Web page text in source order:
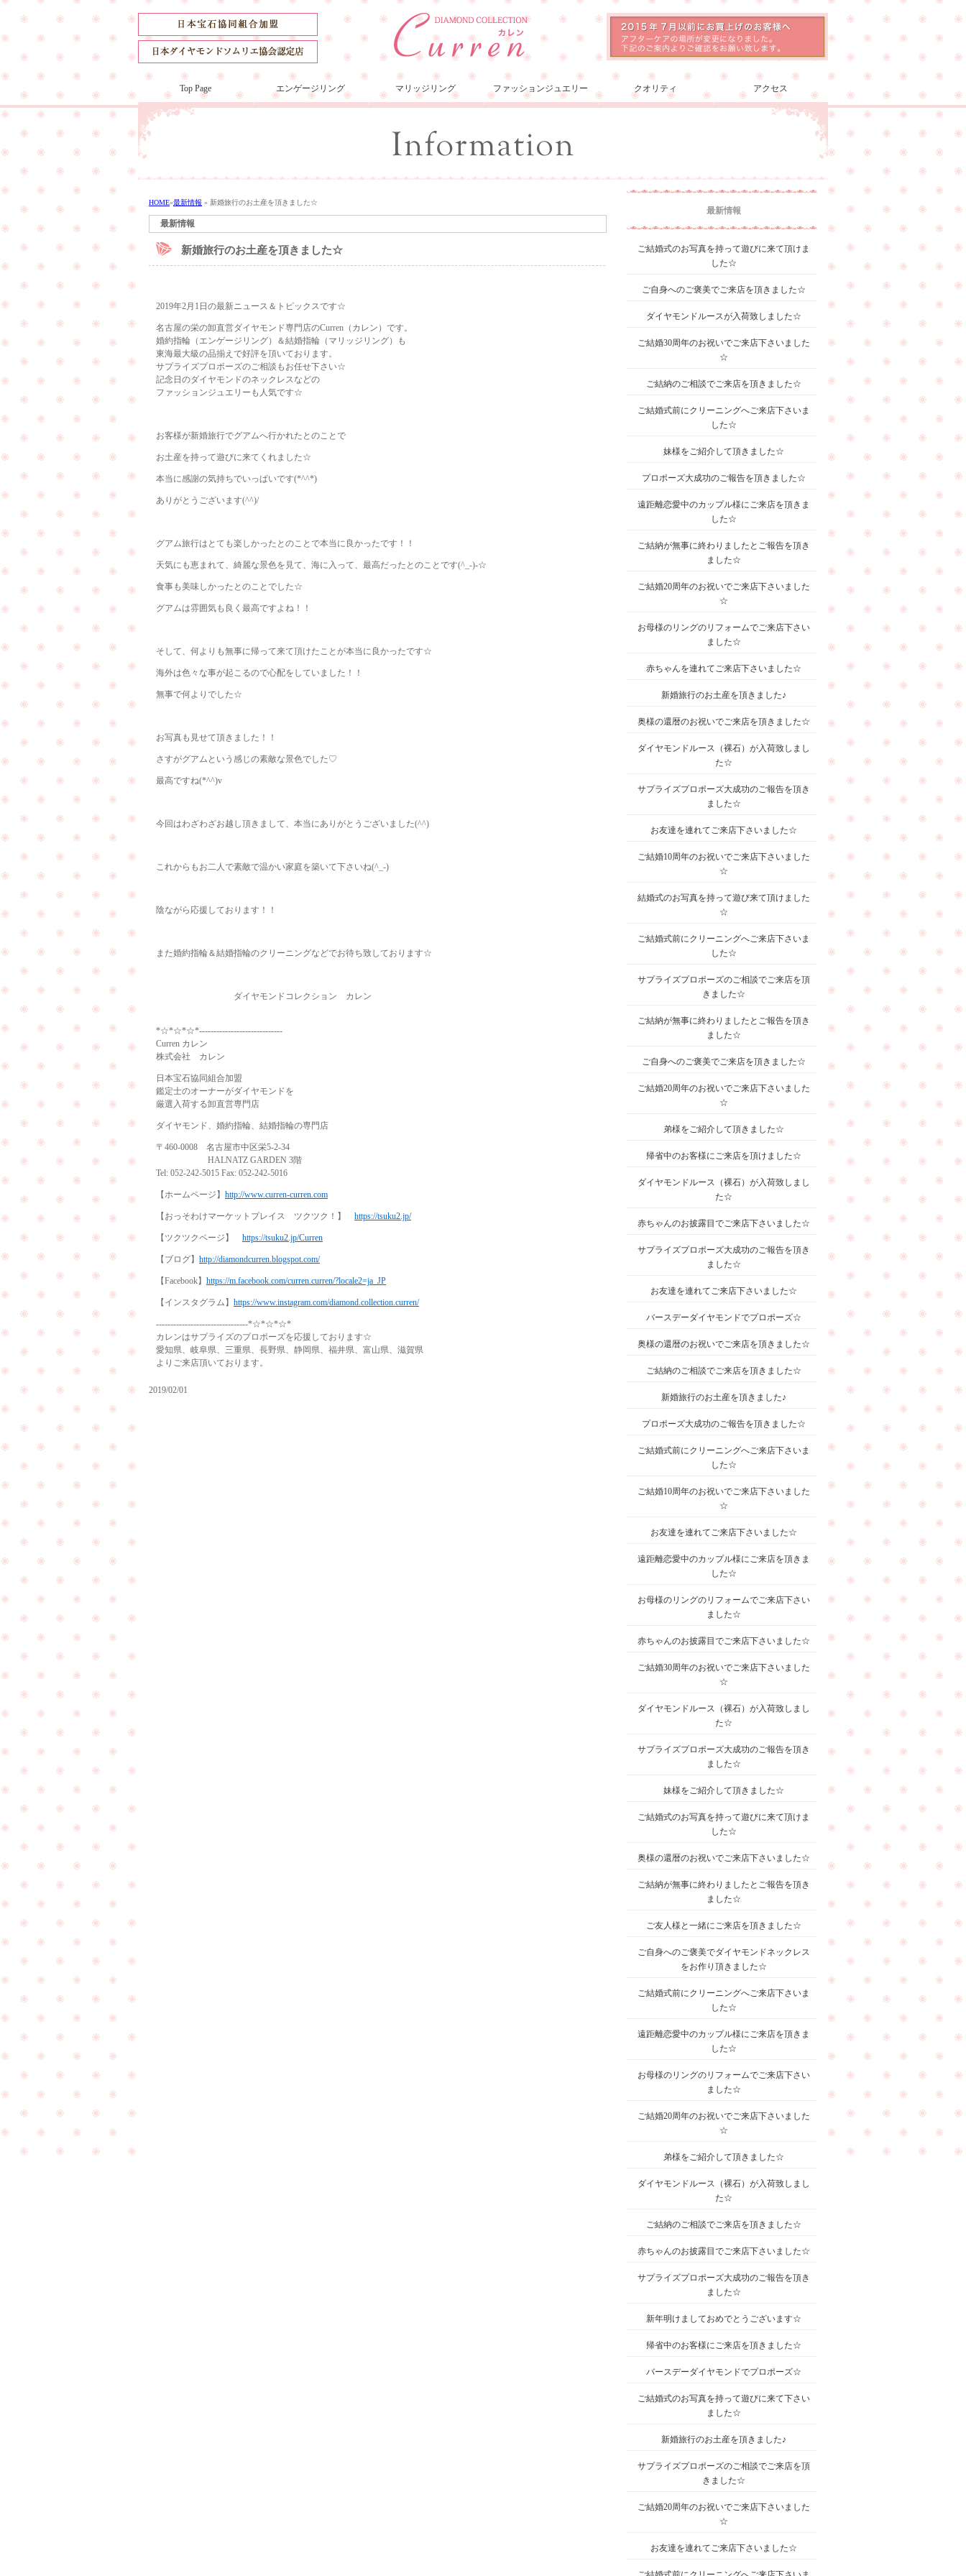
Top Page エンゲージリング マリッジリング ファッションジュエリー クオリティ アクセス
HOME»最新情報 » 新婚旅行のお土産を頂きました☆
最新情報
新婚旅行のお土産を頂きました☆
2019年2月1日の最新ニュース＆トピックスです☆
名古屋の栄の卸直営ダイヤモンド専門店のCurren（カレン）です。
婚約指輪（エンゲージリング）＆結婚指輪（マリッジリング）も
東海最大級の品揃えで好評を頂いております。
サプライズプロポーズのご相談もお任せ下さい☆
記念日のダイヤモンドのネックレスなどの
ファッションジュエリーも人気です☆
お客様が新婚旅行でグアムへ行かれたとのことで
お土産を持って遊びに来てくれました☆
本当に感謝の気持ちでいっぱいです(*^^*)
ありがとうございます(^^)/
グアム旅行はとても楽しかったとのことで本当に良かったです！！
天気にも恵まれて、綺麗な景色を見て、海に入って、最高だったとのことです(^_-)-☆
食事も美味しかったとのことでした☆
グアムは雰囲気も良く最高ですよね！！
そして、何よりも無事に帰って来て頂けたことが本当に良かったです☆
海外は色々な事が起こるので心配をしていました！！
無事で何よりでした☆
お写真も見せて頂きました！！
さすがグアムという感じの素敵な景色でした♡
最高ですね(*^^)v
今回はわざわざお越し頂きまして、本当にありがとうございました(^^)
これからもお二人で素敵で温かい家庭を築いて下さいね(^_-)
陰ながら応援しております！！
また婚約指輪＆結婚指輪のクリーニングなどでお待ち致しております☆
ダイヤモンドコレクション カレン
*☆*☆*☆*-----------------------------
Curren カレン
株式会社 カレン
日本宝石協同組合加盟
鑑定士のオーナーがダイヤモンドを
厳選入荷する卸直営専門店
ダイヤモンド、婚約指輪、結婚指輪の専門店
〒460-0008 名古屋市中区栄5-2-34
HALNATZ GARDEN 3階
Tel: 052-242-5015 Fax: 052-242-5016
【ホームページ】 http://www.curren-curren.com
【おっそわけマーケットプレイス ツクツク！】 https://tsuku2.jp/
【ツクツクページ】 https://tsuku2.jp/Curren
【ブログ】 http://diamondcurren.blogspot.com/
【Facebook】 https://m.facebook.com/curren.curren/?locale2=ja_JP
【インスタグラム】 https://www.instagram.com/diamond.collection.curren/
--------------------------------*☆*☆*☆*
カレンはサプライズのプロポーズを応援しております☆
愛知県、岐阜県、三重県、長野県、静岡県、福井県、富山県、滋賀県
よりご来店頂いております。
2019/02/01
最新情報
ご結婚式のお写真を持って遊びに来て頂けま
した☆
ご自身へのご褒美でご来店を頂きました☆
ダイヤモンドルースが入荷致しました☆
ご結婚30周年のお祝いでご来店下さいました
☆
ご結納のご相談でご来店を頂きました☆
ご結婚式前にクリーニングへご来店下さいま
した☆
妹様をご紹介して頂きました☆
プロポーズ大成功のご報告を頂きました☆
遠距離恋愛中のカップル様にご来店を頂きま
した☆
ご結納が無事に終わりましたとご報告を頂き
ました☆
ご結婚20周年のお祝いでご来店下さいました
☆
お母様のリングのリフォームでご来店下さい
ました☆
赤ちゃんを連れてご来店下さいました☆
新婚旅行のお土産を頂きました♪
奥様の還暦のお祝いでご来店を頂きました☆
ダイヤモンドルース（裸石）が入荷致しまし
た☆
サプライズプロポーズ大成功のご報告を頂き
ました☆
お友達を連れてご来店下さいました☆
ご結婚10周年のお祝いでご来店下さいました
☆
結婚式のお写真を持って遊び来て頂けました
☆
ご結婚式前にクリーニングへご来店下さいま
した☆
サプライズプロポーズのご相談でご来店を頂
きました☆
ご結納が無事に終わりましたとご報告を頂き
ました☆
ご自身へのご褒美でご来店を頂きました☆
ご結婚20周年のお祝いでご来店下さいました
☆
弟様をご紹介して頂きました☆
帰省中のお客様にご来店を頂けました☆
ダイヤモンドルース（裸石）が入荷致しまし
た☆
赤ちゃんのお披露目でご来店下さいました☆
サプライズプロポーズ大成功のご報告を頂き
ました☆
お友達を連れてご来店下さいました☆
バースデーダイヤモンドでプロポーズ☆
奥様の還暦のお祝いでご来店を頂きました☆
ご結納のご相談でご来店を頂きました☆
新婚旅行のお土産を頂きました♪
プロポーズ大成功のご報告を頂きました☆
ご結婚式前にクリーニングへご来店下さいま
した☆
ご結婚10周年のお祝いでご来店下さいました
☆
お友達を連れてご来店下さいました☆
遠距離恋愛中のカップル様にご来店を頂きま
した☆
お母様のリングのリフォームでご来店下さい
ました☆
赤ちゃんのお披露目でご来店下さいました☆
ご結婚30周年のお祝いでご来店下さいました
☆
ダイヤモンドルース（裸石）が入荷致しまし
た☆
サプライズプロポーズ大成功のご報告を頂き
ました☆
妹様をご紹介して頂きました☆
ご結婚式のお写真を持って遊びに来て頂けま
した☆
奥様の還暦のお祝いでご来店下さいました☆
ご結納が無事に終わりましたとご報告を頂き
ました☆
ご友人様と一緒にご来店を頂きました☆
ご自身へのご褒美でダイヤモンドネックレス
をお作り頂きました☆
ご結婚式前にクリーニングへご来店下さいま
した☆
遠距離恋愛中のカップル様にご来店を頂きま
した☆
お母様のリングのリフォームでご来店下さい
ました☆
ご結婚20周年のお祝いでご来店下さいました
☆
弟様をご紹介して頂きました☆
ダイヤモンドルース（裸石）が入荷致しまし
た☆
ご結納のご相談でご来店を頂きました☆
赤ちゃんのお披露目でご来店下さいました☆
サプライズプロポーズ大成功のご報告を頂き
ました☆
新年明けましておめでとうございます☆
帰省中のお客様にご来店を頂きました☆
バースデーダイヤモンドでプロポーズ☆
ご結婚式のお写真を持って遊びに来て下さい
ました☆
新婚旅行のお土産を頂きました♪
サプライズプロポーズのご相談でご来店を頂
きました☆
ご結婚20周年のお祝いでご来店下さいました
☆
お友達を連れてご来店下さいました☆